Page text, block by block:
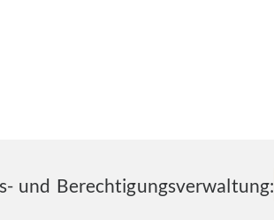
und Berechtigungsverwaltung: